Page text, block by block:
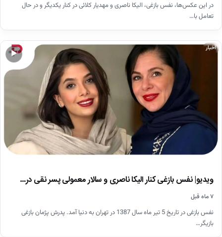
در این عکس‌ها، نفس بازغی، الیکا ناصری و مهدیار کلائی در کنار یکدیگر و در حال
تعامل با…
▶
اخبار
ویدیو| نفس بازغی کنار الیکا ناصری و سالار معمولی پسر نقی در…
۷ ماه قبل
نفس بازغی در تاریخ 5 تیر ماه سال 1387 در تهران به دنیا آمد. پدرش پژمان بازغی
بازیگر…